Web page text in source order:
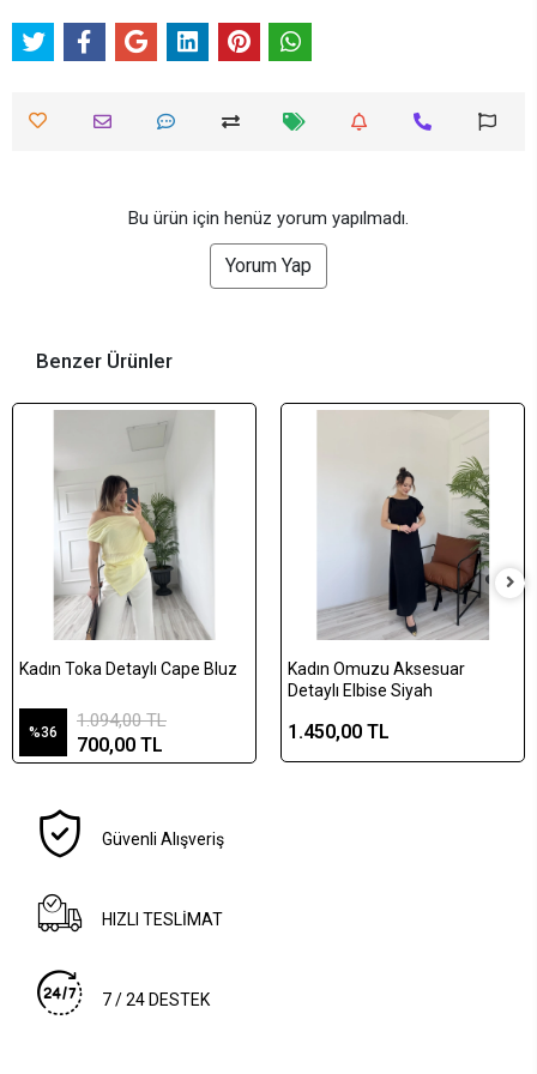
Bu ürün için henüz yorum yapılmadı.
Yorum Yap
Benzer Ürünler
Kadın Toka Detaylı Cape Bluz
%36
1.094,00 TL
700,00 TL
Kadın Omuzu Aksesuar
Detaylı Elbise Siyah
1.450,00 TL
Güvenli Alışveriş
HIZLI TESLİMAT
7 / 24 DESTEK